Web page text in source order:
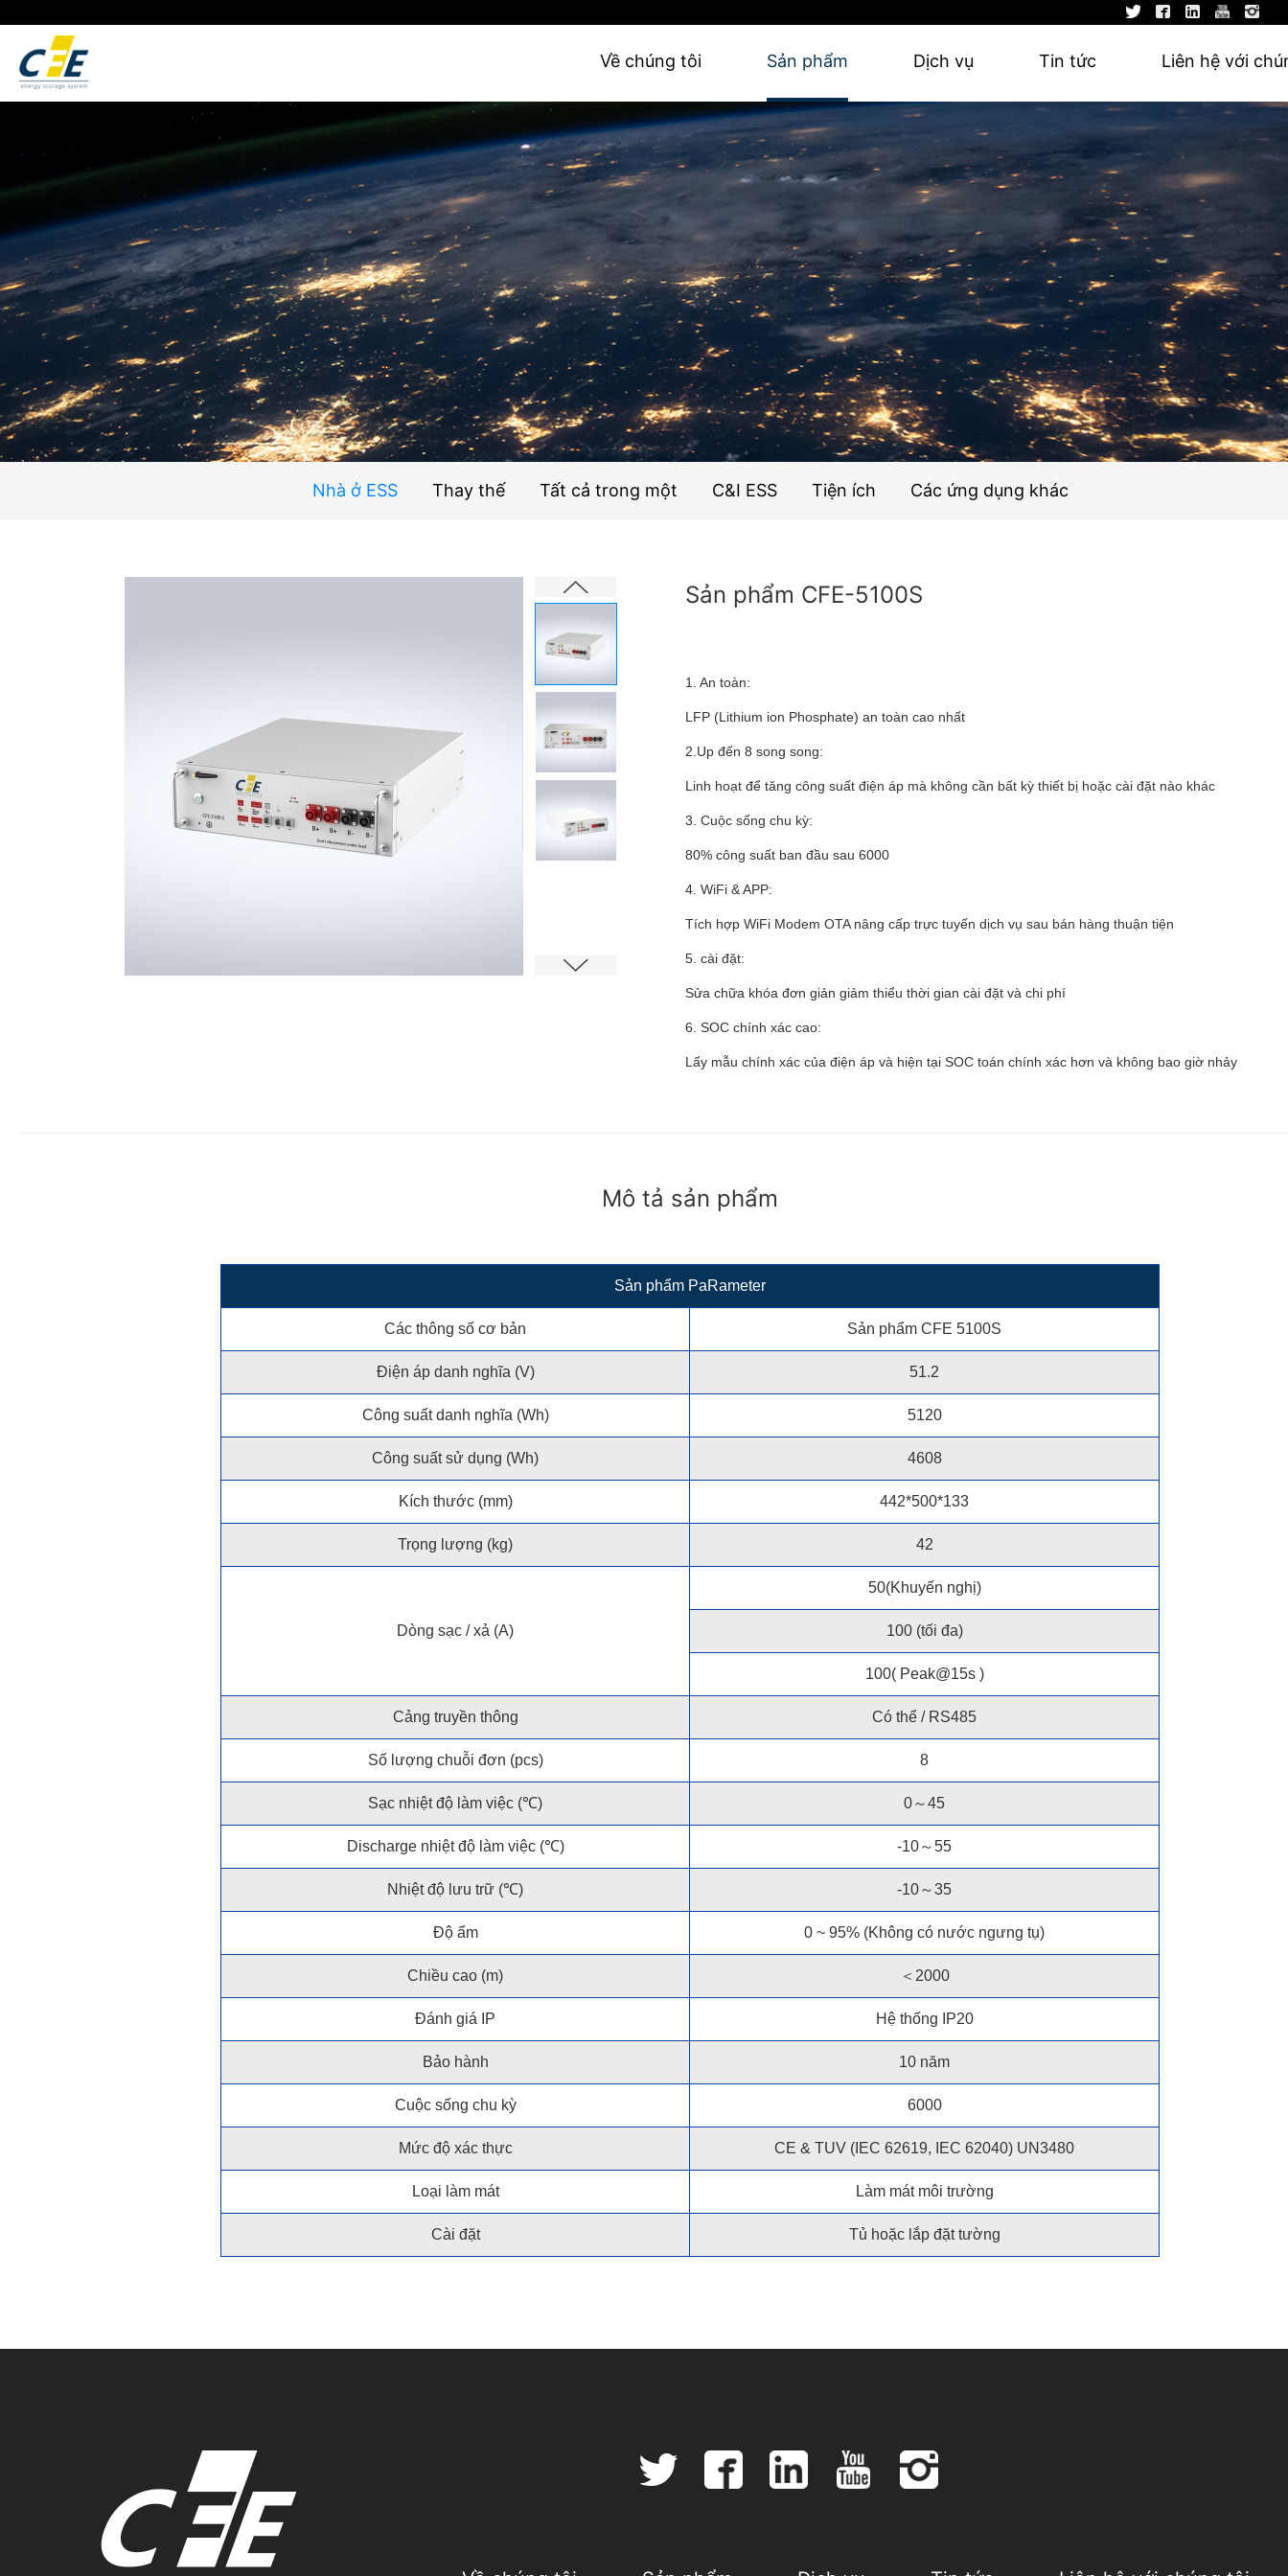
Về chúng tôi Sản phẩm Dịch vụ Tin tức Liên hệ với
Nhà ở ESS Thay thế Tất cả trong một C&I ESS Tiện ích Các ứng dụng khác
Sản phẩm CFE-5100S
1. An toàn:
LFP (Lithium ion Phosphate) an toàn cao nhất
2.Up đến 8 song song:
Linh hoạt để tăng công suất điện áp mà không cần bất kỳ thiết bị hoặc cài đặt nào khác
3. Cuộc sống chu kỳ:
80% công suất ban đầu sau 6000
4. WiFi & APP:
Tích hợp WiFi Modem OTA nâng cấp trực tuyến dịch vụ sau bán hàng thuận tiện
5. cài đặt:
Sửa chữa khóa đơn giản giảm thiểu thời gian cài đặt và chi phí
6. SOC chính xác cao:
Lấy mẫu chính xác của điện áp và hiện tại SOC toán chính xác hơn và không bao giờ nhảy
Mô tả sản phẩm
Sản phẩm PaRameter
Các thông số cơ bản Sản phẩm CFE 5100S
Điện áp danh nghĩa (V) 51.2
Công suất danh nghĩa (Wh) 5120
Công suất sử dụng (Wh) 4608
Kích thước (mm) 442*500*133
Trọng lượng (kg) 42
Dòng sạc / xả (A)
50(Khuyến nghị)
100 (tối đa)
100( Peak@15s )
Cảng truyền thông Có thể / RS485
Số lượng chuỗi đơn (pcs) 8
Sạc nhiệt độ làm việc (℃) 0～45
Discharge nhiệt độ làm việc (℃) -10～55
Nhiệt độ lưu trữ (℃) -10～35
Độ ẩm 0 ~ 95% (Không có nước ngưng tụ)
Chiều cao (m) ＜2000
Đánh giá IP Hệ thống IP20
Bảo hành 10 năm
Cuộc sống chu kỳ 6000
Mức độ xác thực CE & TUV (IEC 62619, IEC 62040) UN3480
Loại làm mát Làm mát môi trường
Cài đặt Tủ hoặc lắp đặt tường